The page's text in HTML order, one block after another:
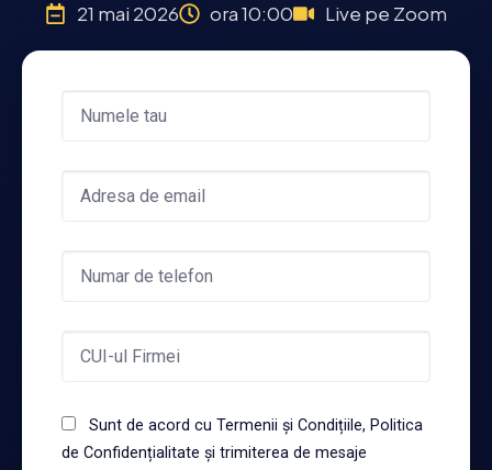
21 mai 2026 ora 10:00 Live pe Zoom
Sunt de acord cu Termenii și Condițiile, Politica
de Confidențialitate și trimiterea de mesaje